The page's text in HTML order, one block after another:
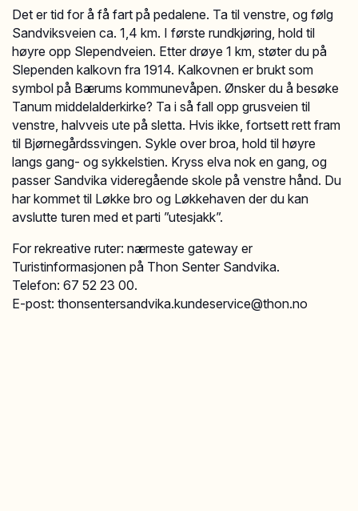
Det er tid for å få fart på pedalene. Ta til venstre, og følg
Sandviksveien ca. 1,4 km. I første rundkjøring, hold til
høyre opp Slependveien. Etter drøye 1 km, støter du på
Slependen kalkovn fra 1914. Kalkovnen er brukt som
symbol på Bærums kommunevåpen. Ønsker du å besøke
Tanum middelalderkirke? Ta i så fall opp grusveien til
venstre, halvveis ute på sletta. Hvis ikke, fortsett rett fram
til Bjørnegårdssvingen. Sykle over broa, hold til høyre
langs gang- og sykkelstien. Kryss elva nok en gang, og
passer Sandvika videregående skole på venstre hånd. Du
har kommet til Løkke bro og Løkkehaven der du kan
avslutte turen med et parti ”utesjakk”.
For rekreative ruter: nærmeste gateway er
Turistinformasjonen på Thon Senter Sandvika.
Telefon: 67 52 23 00.
E-post: thonsentersandvika.kundeservice@thon.no